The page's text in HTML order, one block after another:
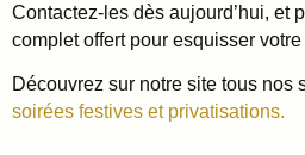
Contactez-les dès aujourd’hui, et
complet offert pour esquisser
Découvrez sur notre site tous nos
soirées festives et privatisations.